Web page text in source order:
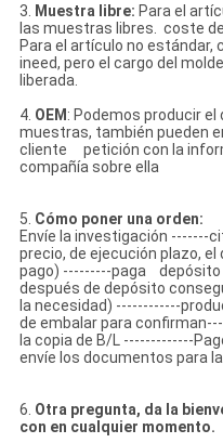
3.
Muestra libre: Para el
las muestras libres. coste
Para el artículo no estándar,
ineed, pero el cargo del
liberada.
4. OEM : Podemos producir el
muestras, también pueden
cliente petición con la
compañía sobre ella
5. Cómo poner una orden:
Envíe la investigación -------
precio, de ejecución plazo, el
pago) ---------paga depósito
después de depósito
la necesidad) ------------
de embalar para
la copia de B/L -------------
envíe los documentos para
6. Otra pregunta, da la
con en cualquier momento.